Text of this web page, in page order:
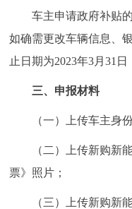
车主申请政府补贴的
如确需更改车辆信息、
止日期为2023年3月31日
三、申报材料
（一）上传车主身份
（二）上传新购新能
票》照片；
（三）上传新购新能